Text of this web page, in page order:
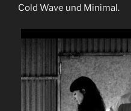
Cold Wave und Minimal.